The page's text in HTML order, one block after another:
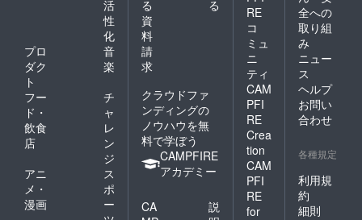
活
性
化
プロ
ダク
ト
音
楽
フー
ド・
飲食
店
チ
ャ
レ
ン
ジ
アニ
メ・
漫画
ス
ポ
ー
る
る
資
料
請
求
クラウドファ
ンディングの
ノウハウを無
料で学ぼう
CAMPFIRE
アカデミー
CA
説
RE
コ
ミュ
ニ
ティ
CAM
PFI
RE
Crea
tion
CAM
PFI
RE
for
全への
取り組
み
ニュー
ス
ヘルプ
お問い
合わせ
各種規定
利用規
約
細則